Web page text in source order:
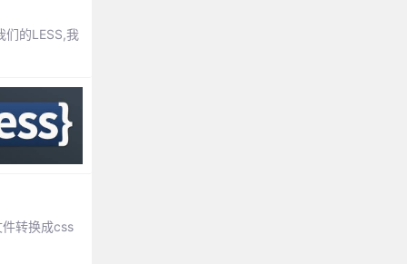
们的LESS,我
转换成css